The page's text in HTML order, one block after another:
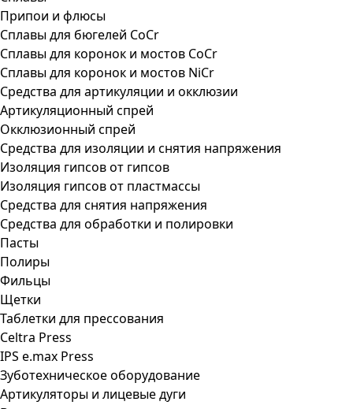
Припои и флюсы
Сплавы для бюгелей CoCr
Сплавы для коронок и мостов CoCr
Сплавы для коронок и мостов NiCr
Средства для артикуляции и окклюзии
Артикуляционный спрей
Окклюзионный спрей
Средства для изоляции и снятия напряжения
Изоляция гипсов от гипсов
Изоляция гипсов от пластмассы
Средства для снятия напряжения
Средства для обработки и полировки
Пасты
Полиры
Фильцы
Щетки
Таблетки для прессования
Celtra Press
IPS e.max Press
Зуботехническое оборудование
Артикуляторы и лицевые дуги